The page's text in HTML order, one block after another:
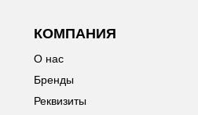
КОМПАНИЯ
О нас
Бренды
Реквизиты